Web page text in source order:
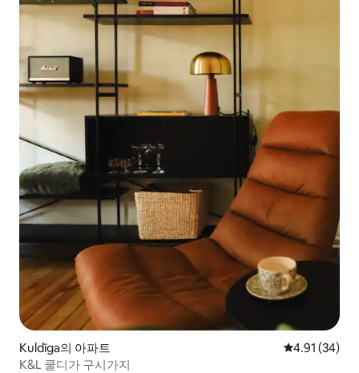
Kuldīga의 아파트 평점 4.91점
4.91 (34)
K&L 쿨디가 구시가지